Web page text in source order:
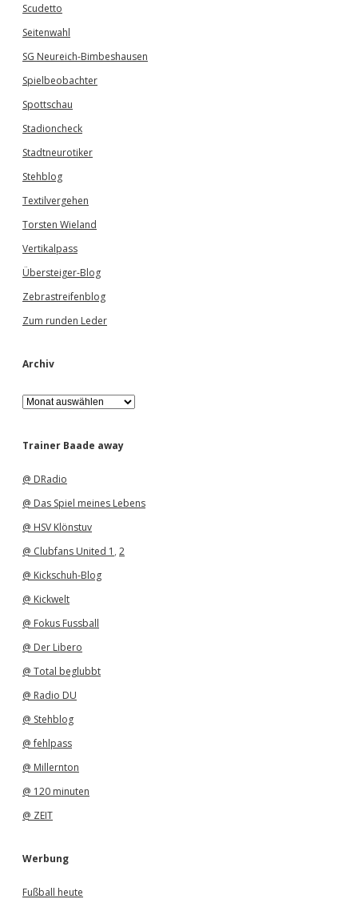
Scudetto
Seitenwahl
SG Neureich-Bimbeshausen
Spielbeobachter
Spottschau
Stadioncheck
Stadtneurotiker
Stehblog
Textilvergehen
Torsten Wieland
Vertikalpass
Übersteiger-Blog
Zebrastreifenblog
Zum runden Leder
Archiv
A
r
h
Trainer Baade away
@ DRadio
@ Das Spiel meines Lebens
@ HSV Klönstuv
@ Clubfans United 1 , 2
@ Kickschuh-Blog
@ Kickwelt
@ Fokus Fussball
@ Der Libero
@ Total beglubbt
@ Radio DU
@ Stehblog
@ fehlpass
@ Millernton
@ 120 minuten
@ ZEIT
Werbung
Fußball heute